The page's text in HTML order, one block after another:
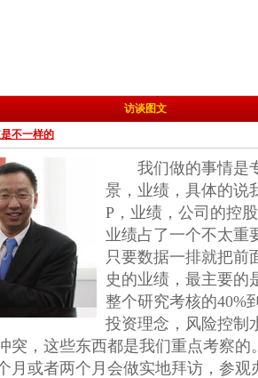
访谈图文
不一样的
我们做的事情是
景，业绩，具体的说
P，业绩，公司的控
业绩占了一个不太重
只要数据一排就把前
史的业绩，最主要的
整个研究考核的40%
投资理念，风险控制
突，这些东西都是我们重点考察的
或者两个月会做实地拜访，参观